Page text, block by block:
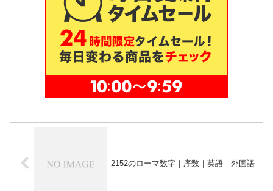
2152のローマ数字｜序数｜英語｜外国語